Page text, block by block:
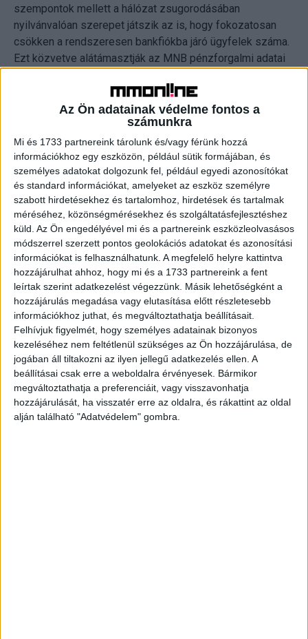
Az Ön adatainak védelme fontos a
számunkra
Mi és 1733 partnereink tárolunk és/vagy férünk hozzá
információkhoz egy eszközön, például sütik formájában, és
személyes adatokat dolgozunk fel, például egyedi azonosítókat
és standard információkat, amelyeket az eszköz személyre
szabott hirdetésekhez és tartalomhoz, hirdetések és tartalmak
méréséhez, közönségmérésekhez és szolgáltatásfejlesztéshez
küld. Az Ön engedélyével mi és a partnereink eszközleolvasásos
módszerrel szerzett pontos geolokációs adatokat és azonosítási
információkat is felhasználhatunk. A megfelelő helyre kattintva
hozzájárulhat ahhoz, hogy mi és a 1733 partnereink a fent
leírtak szerint adatkezelést végezzünk. Másik lehetőségként a
hozzájárulás megadása vagy elutasítása előtt részletesebb
információkhoz juthat, és megváltoztathatja beállításait.
Felhívjuk figyelmét, hogy személyes adatainak bizonyos
kezeléséhez nem feltétlenül szükséges az Ön hozzájárulása, de
jogában áll tiltakozni az ilyen jellegű adatkezelés ellen. A
beállításai csak erre a weboldalra érvényesek. Bármikor
megváltoztathatja a preferenciáit, vagy visszavonhatja
hozzájárulását, ha visszatér erre az oldalra, és rákattint az oldal
alján található "Adatvédelem" gombra.
szempontok mellett a hálózat zsugorodásában
nyilvánvalóan szerepet játszik az is, hogy fokozatosan
csökken a rendszeresen bankfiókba járó ügyfelek száma.
Ezt közvetve alátámasztják az MNB pénzforgalmi adatai
10,43 millió itthon vezetett lakossági és vállalkozói
számla közel 80 százalékához tartozott internetbanki
elérés, miközben öt évvel korábban még 66 százalék volt
ez az arány.
A fiókhálózatok zsugorodása ellenére a dolgozók
számának csökkenése már megállni látszik a
hitelintézeteknél. A 2008-as, közel 44 ezres, átlagos
állományi létszám 2014-re fokozatosan 37,8 ezerre esett
vissza, ám 2015 és 2016 első kilenc hónapja már enyhe
növekedést hozott, így tavaly a harmadik negyedévben
már több mint 38 ezren dolgoztak a bankoknál és
szövetkezeti hitelintézeteknél.
CÍMKÉK bank fiókhálózat Magyar Nemzeti Bank
online
zsugorodik
Email